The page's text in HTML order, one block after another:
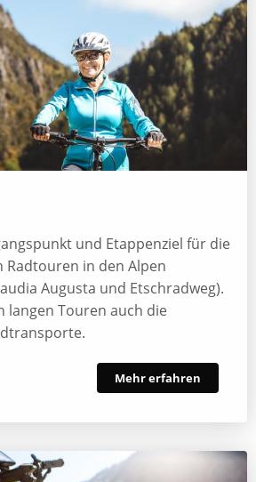
und Etappenziel für die
Radtouren in den Alpen
Augusta und Etschradweg).
langen Touren auch die
Mehr erfahren